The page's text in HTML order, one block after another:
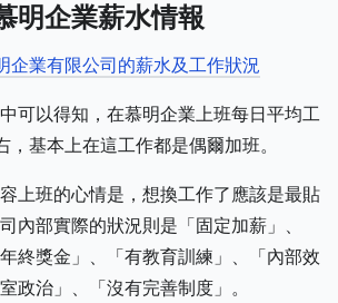
明企業薪水情報
企業有限公司的薪水及工作狀況
可以得知，在慕明企業上班每日平均工
基本上在這工作都是偶爾加班。
上班的心情是，想換工作了應該是最貼
內部實際的狀況則是「固定加薪」、
終獎金」、「有教育訓練」、「內部效
政治」、「沒有完善制度」。